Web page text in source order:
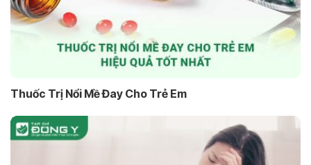
Thuốc Trị Nổi Mề Đay Cho Trẻ Em